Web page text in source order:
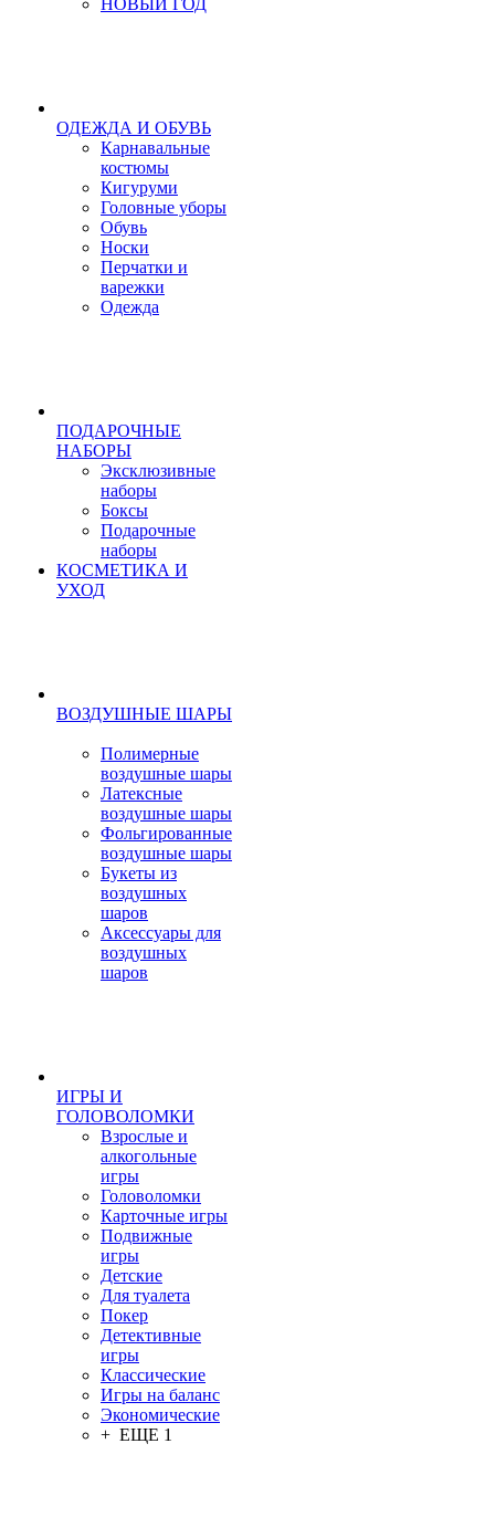
НОВЫЙ ГОД
ОДЕЖДА И ОБУВЬ
Карнавальные
костюмы
Кигуруми
Головные уборы
Обувь
Носки
Перчатки и
варежки
Одежда
ПОДАРОЧНЫЕ
НАБОРЫ
Эксклюзивные
наборы
Боксы
Подарочные
наборы
КОСМЕТИКА И
УХОД
ВОЗДУШНЫЕ ШАРЫ
Полимерные
воздушные шары
Латексные
воздушные шары
Фольгированные
воздушные шары
Букеты из
воздушных
шаров
Аксессуары для
воздушных
шаров
ИГРЫ И
ГОЛОВОЛОМКИ
Взрослые и
алкогольные
игры
Головоломки
Карточные игры
Подвижные
игры
Детские
Для туалета
Покер
Детективные
игры
Классические
Игры на баланс
Экономические
+ ЕЩЕ 1